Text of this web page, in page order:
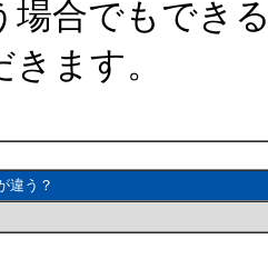
場合でもでき
ます。
違う？